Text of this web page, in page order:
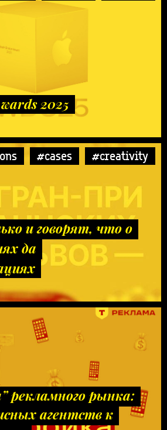
2025
#cases #creativity
и говорят, что о
да
рекламного рынка:
агентств к